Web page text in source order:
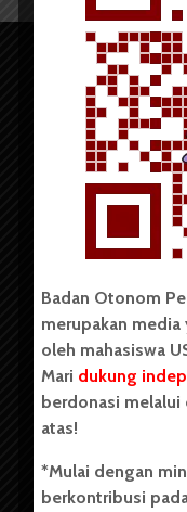
Copyright ©
Badan Otonom Pers
pers mahasiswa yang
secara mandiri oleh
(USU). Sebelumnya
Unit Kegiatan
berdiri pada 1 Juli 1995.
Badan Otonom
merupakan
oleh mahasiswa
Mari dukung
berdonasi melalui
atas!
*Mulai dengan
berkontribusi